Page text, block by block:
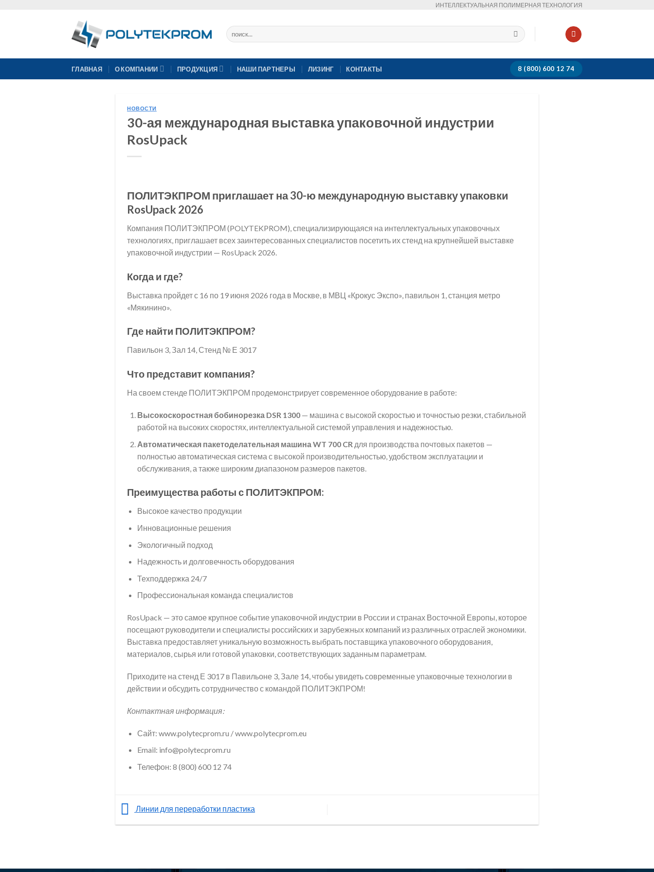
ИНТЕЛЛЕКТУАЛЬНАЯ ПОЛИМЕРНАЯ ТЕХНОЛОГИЯ
ГЛАВНАЯ О КОМПАНИИ ПРОДУКЦИЯ НАШИ ПАРТНЕРЫ ЛИЗИНГ КОНТАКТЫ 8 (800) 600 12 74
НОВОСТИ
30-ая международная выставка упаковочной индустрии
RosUpack
ПОЛИТЭКПРОМ приглашает на 30-ю международную выставку упаковки
RosUpack 2026
Компания ПОЛИТЭКПРОМ (POLYTEKPROM), специализирующаяся на интеллектуальных упаковочных
технологиях, приглашает всех заинтересованных специалистов посетить их стенд на крупнейшей выставке
упаковочной индустрии — RosUpack 2026.
Когда и где?
Выставка пройдет с 16 по 19 июня 2026 года в Москве, в МВЦ «Крокус Экспо», павильон 1, станция метро
«Мякинино».
Где найти ПОЛИТЭКПРОМ?
Павильон 3, Зал 14, Стенд № Е 3017
Что представит компания?
На своем стенде ПОЛИТЭКПРОМ продемонстрирует современное оборудование в работе:
Высокоскоростная бобинорезка DSR 1300— машина с высокой скоростью и точностью резки, стабильной
работой на высоких скоростях, интеллектуальной системой управления и надежностью.
Автоматическая пакетоделательная машина WT 700 CR для производства почтовых пакетов —
полностью автоматическая система с высокой производительностью, удобством эксплуатации и
обслуживания, а также широким диапазоном размеров пакетов.
Преимущества работы с ПОЛИТЭКПРОМ:
Высокое качество продукции
Инновационные решения
Экологичный подход
Надежность и долговечность оборудования
Техподдержка 24/7
Профессиональная команда специалистов
RosUpack — это самое крупное событие упаковочной индустрии в России и странах Восточной Европы, которое
посещают руководители и специалисты российских и зарубежных компаний из различных отраслей экономики.
Выставка предоставляет уникальную возможность выбрать поставщика упаковочного оборудования,
материалов, сырья или готовой упаковки, соответствующих заданным параметрам.
Приходите на стенд Е 3017 в Павильоне 3, Зале 14, чтобы увидеть современные упаковочные технологии в
действии и обсудить сотрудничество с командой ПОЛИТЭКПРОМ!
Контактная информация:
Сайт: www.polytecprom.ru / www.polytecprom.eu
Email: info@polytecprom.ru
Телефон: 8 (800) 600 12 74
Линии для переработки пластика